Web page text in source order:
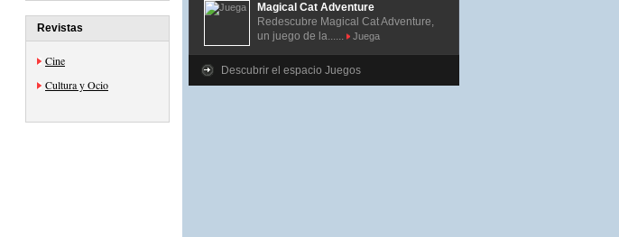
Revistas
Cine
Cultura y Ocio
Magical Cat Adventure
Redescubre Magical Cat Adventure,
un juego de la......
Juega
Descubrir el espacio Juegos